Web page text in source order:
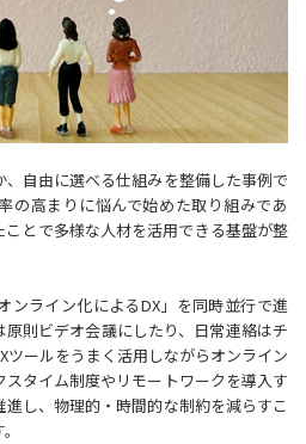
自由に選べる仕組みを整備した事例で
の高まりに悩んで始めた取り組みであ
とで多様な人材を活用できる基盤が整
ンライン化によるDX」を同時並行で進
則ビデオ会議にしたり、日常連絡はチ
ツールをうまく活用しながらオンライン
タイム制度やリモートワークを導入す
し、物理的・時間的な制約を減らすこ